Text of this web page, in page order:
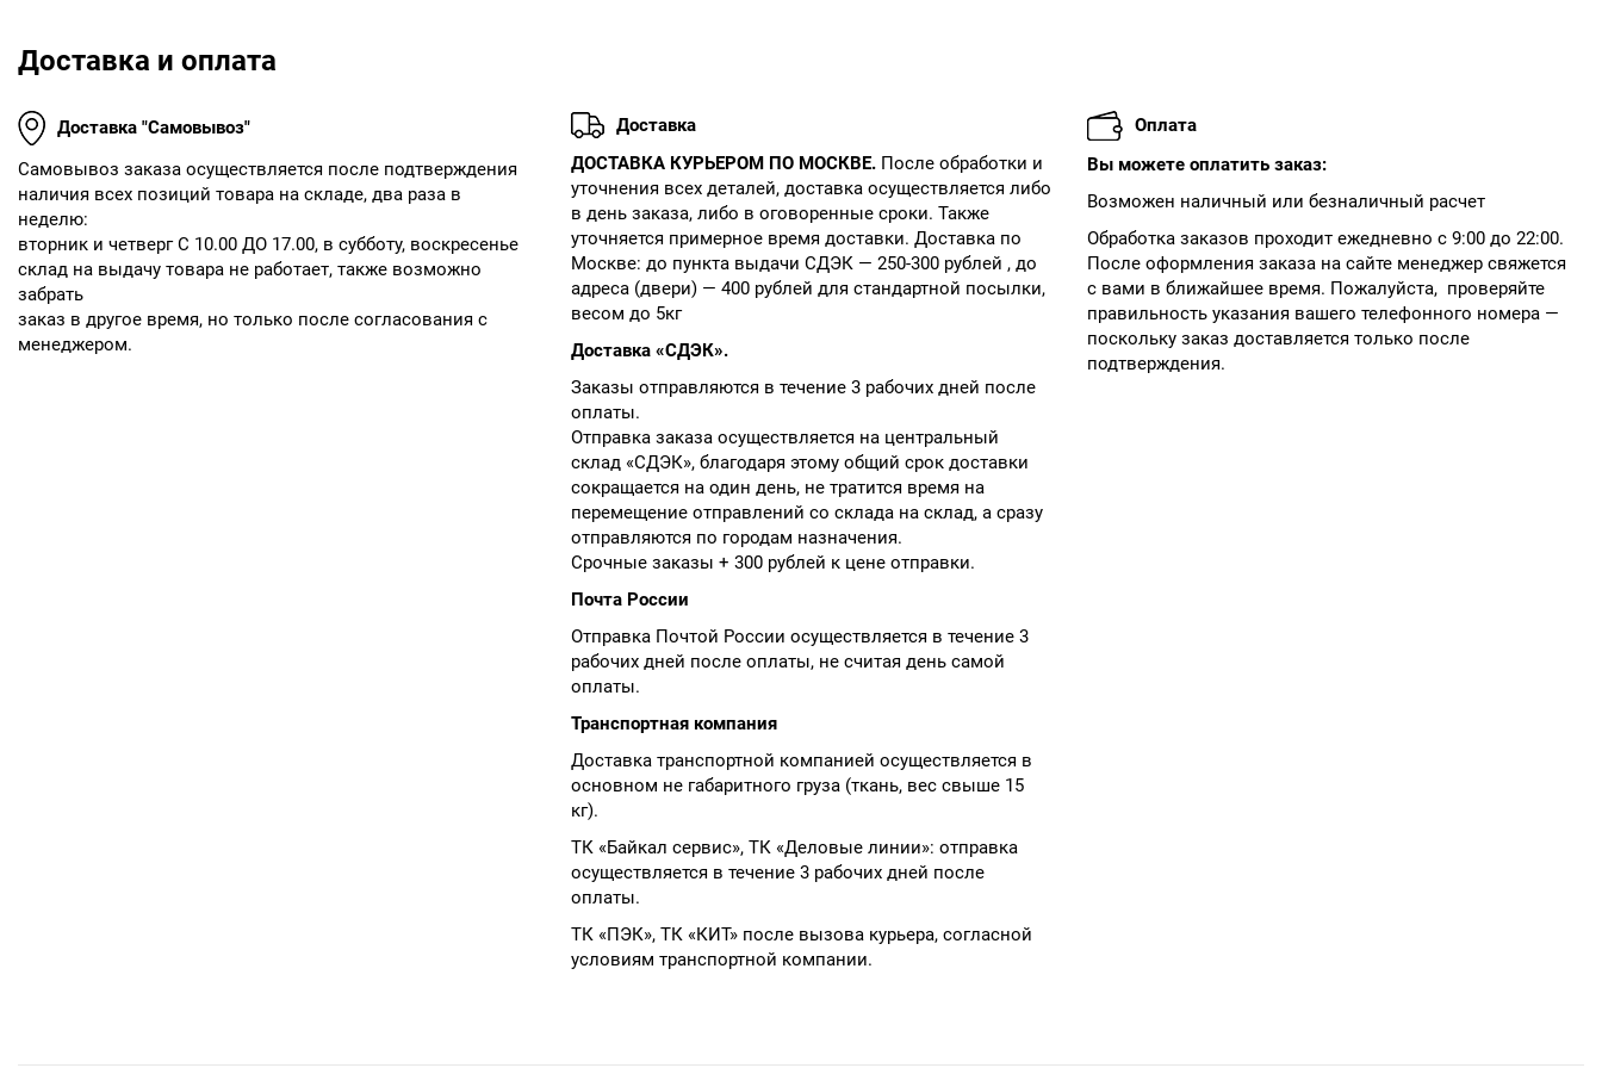
Доставка и оплата
Доставка "Самовывоз"
Cамовывоз заказа осуществляется после подтверждения
наличия всех позиций товара на складе, два раза в
неделю:
вторник и четверг С 10.00 ДО 17.00, в субботу, воскресенье
склад на выдачу товара не работает, также возможно
забрать
заказ в другое время, но только после согласования с
менеджером.
Доставка
ДОСТАВКА КУРЬЕРОМ ПО МОСКВЕ.После обработки и
уточнения всех деталей, доставка осуществляется либо
в день заказа, либо в оговоренные сроки. Также
уточняется примерное время доставки. Доставка по
Москве: до пункта выдачи СДЭК — 250-300 рублей , до
адреса (двери) — 400 рублей для стандартной посылки,
весом до 5кг
Доставка «СДЭК».
Заказы отправляются в течение 3 рабочих дней после
оплаты.
Отправка заказа осуществляется на центральный
склад «СДЭК», благодаря этому общий срок доставки
сокращается на один день, не тратится время на
перемещение отправлений со склада на склад, а сразу
отправляются по городам назначения.
Срочные заказы + 300 рублей к цене отправки.
Почта России
Отправка Почтой России осуществляется в течение 3
рабочих дней после оплаты, не считая день самой
оплаты.
Транспортная компания
Доставка транспортной компанией осуществляется в
основном не габаритного груза (ткань, вес свыше 15
кг).
ТК «Байкал сервис», ТК «Деловые линии»: отправка
осуществляется в течение 3 рабочих дней после
оплаты.
ТК «ПЭК», ТК «КИТ» после вызова курьера, согласной
условиям транспортной компании.
Оплата
Вы можете оплатить заказ:
Возможен наличный или безналичный расчет
Обработка заказов проходит ежедневно с 9:00 до 22:00.
После оформления заказа на сайте менеджер свяжется
с вами в ближайшее время. Пожалуйста, проверяйте
правильность указания вашего телефонного номера —
поскольку заказ доставляется только после
подтверждения.